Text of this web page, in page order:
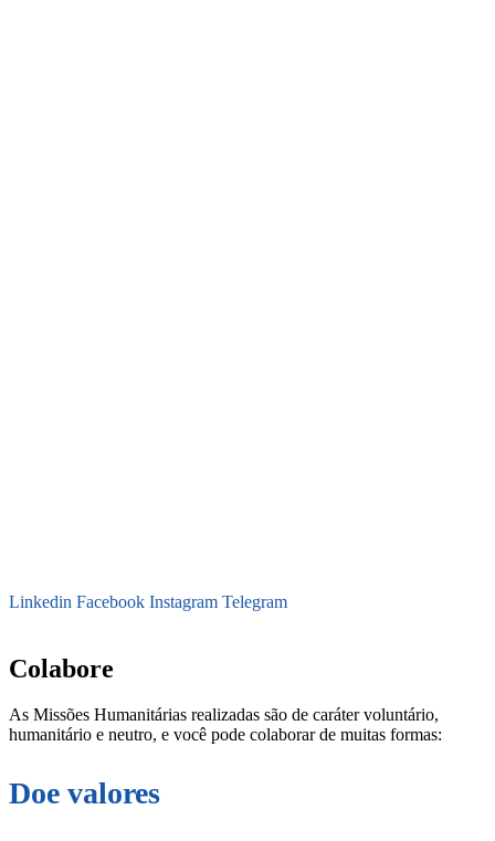
Linkedin Facebook Instagram Telegram
Colabore
As Missões Humanitárias realizadas são de caráter voluntário,
humanitário e neutro, e você pode colaborar de muitas formas:
Doe valores